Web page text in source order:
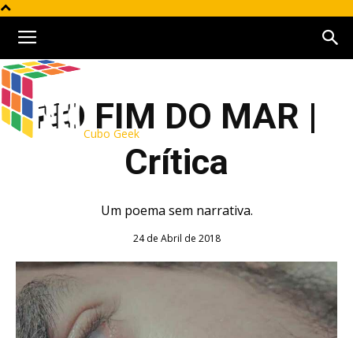
Cubo Geek
NO FIM DO MAR |
Crítica
Um poema sem narrativa.
24 de Abril de 2018